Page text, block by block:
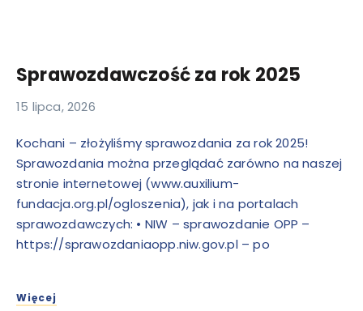
Sprawozdawczość za rok 2025
15 lipca, 2026
Kochani – złożyliśmy sprawozdania za rok 2025!
Sprawozdania można przeglądać zarówno na naszej
stronie internetowej (www.auxilium-
fundacja.org.pl/ogloszenia), jak i na portalach
sprawozdawczych: • NIW – sprawozdanie OPP –
https://sprawozdaniaopp.niw.gov.pl – po
Więcej